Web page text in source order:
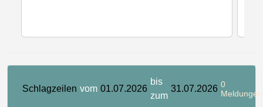
Schlagzeilen vom 01.07.2026
bis
zum
31.07.2026 0
Meldungen